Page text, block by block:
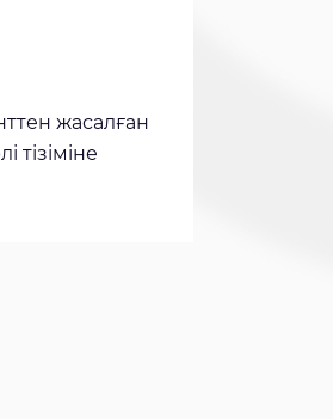
жасалған
тізіміне